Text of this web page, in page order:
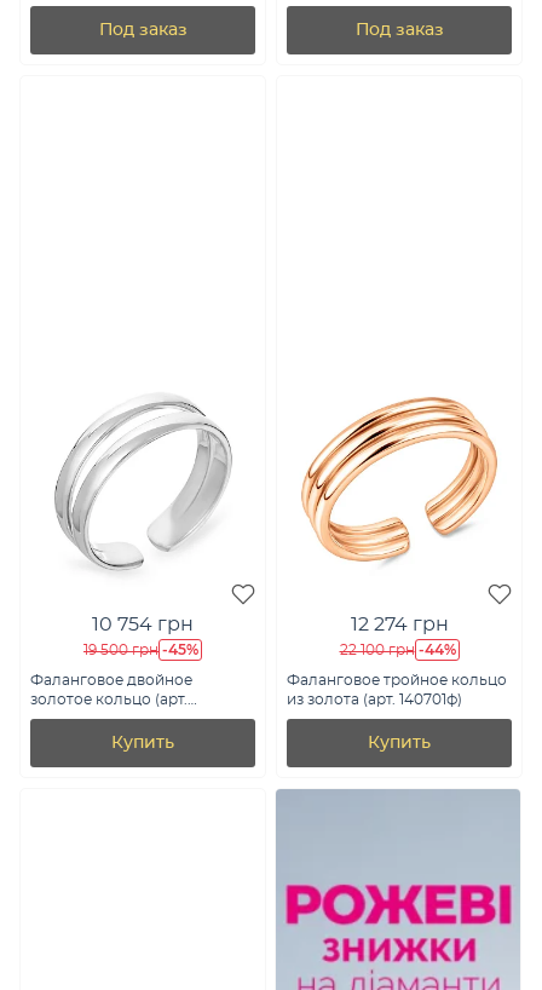
Под заказ
фианитами (арт. 140841бф)
Под заказ
10 754 грн
19 500 грн -45%
Фаланговое двойное
золотое кольцо (арт.
140700фб)
Купить
12 274 грн
22 100 грн -44%
Фаланговое тройное кольцо
из золота (арт. 140701ф)
Купить